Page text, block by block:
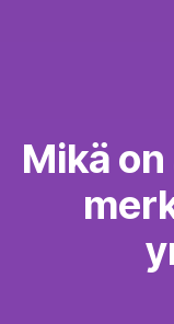
Mikä